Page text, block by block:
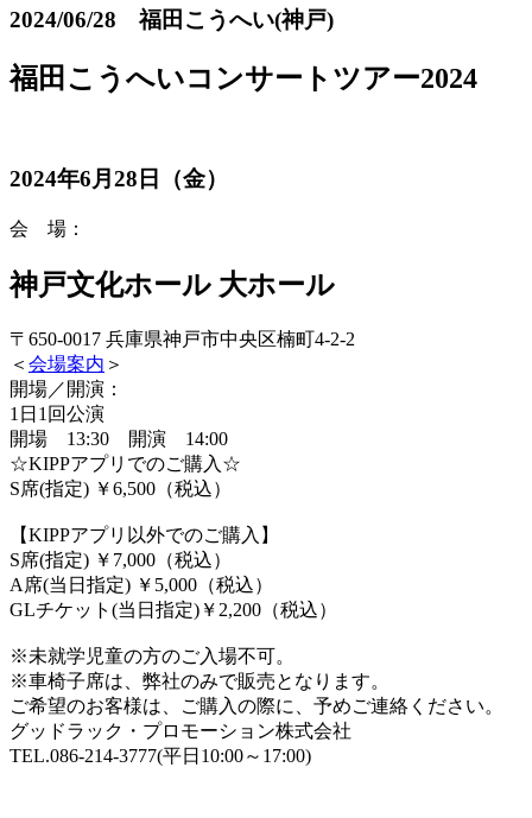
2024/06/28 福田こうへい(神戸)
福田こうへいコンサートツアー2024
2024年6月28日（金）
会 場：
神戸文化ホール 大ホール
〒650-0017 兵庫県神戸市中央区楠町4-2-2
＜ 会場案内 ＞
開場／開演：
1日1回公演
開場 13:30 開演 14:00
☆KIPPアプリでのご購入☆
S席(指定) ￥6,500（税込）
【KIPPアプリ以外でのご購入】
S席(指定) ￥7,000（税込）
A席(当日指定) ￥5,000（税込）
GLチケット(当日指定)￥2,200（税込）
※未就学児童の方のご入場不可。
※車椅子席は、弊社のみで販売となります。
ご希望のお客様は、ご購入の際に、予めご連絡ください。
グッドラック・プロモーション株式会社
TEL.086-214-3777(平日10:00～17:00)